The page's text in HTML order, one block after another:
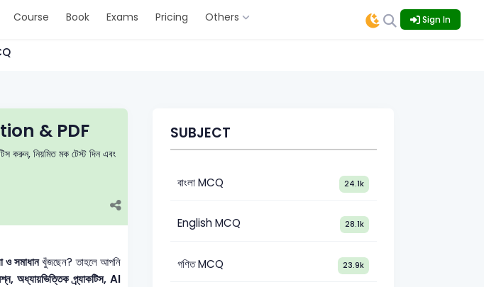
Course Book Exams Pricing Others Sign In
& PDF
করুন, নিয়মিত মক টেস্ট দিন এবং
ও সমাধানখুঁজছেন? তাহলে আপনি
অধ্যায়ভিত্তিক প্র্যাকটিস, AI
SUBJECT
বাংলা MCQ 24.1k
English MCQ 28.1k
গণিত MCQ 23.9k